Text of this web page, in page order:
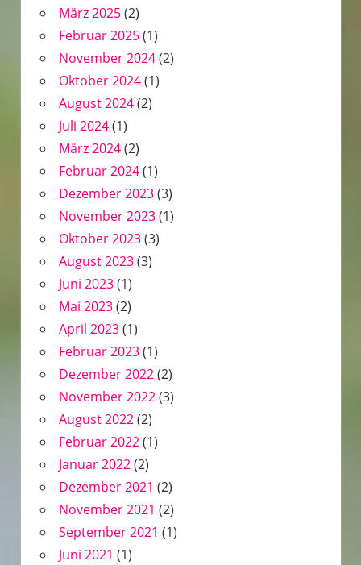
März 2025(2)
Februar 2025(1)
November 2024(2)
Oktober 2024(1)
August 2024(2)
Juli 2024(1)
März 2024(2)
Februar 2024(1)
Dezember 2023(3)
November 2023(1)
Oktober 2023(3)
August 2023(3)
Juni 2023(1)
Mai 2023(2)
April 2023(1)
Februar 2023(1)
Dezember 2022(2)
November 2022(3)
August 2022(2)
Februar 2022(1)
Januar 2022(2)
Dezember 2021 (2)
November 2021 (2)
September 2021 (1)
Juni 2021 (1)